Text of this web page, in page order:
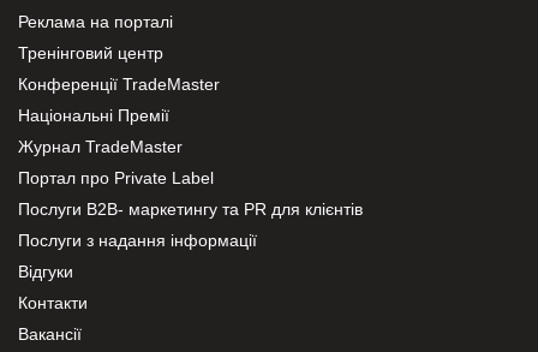
Реклама на порталі
Тренінговий центр
Конференції TradeMaster
Національні Премії
Журнал TradeMaster
Портал про Private Label
Послуги В2В- маркетингу та PR для клієнтів
Послуги з надання інформації
Відгуки
Контакти
Вакансії